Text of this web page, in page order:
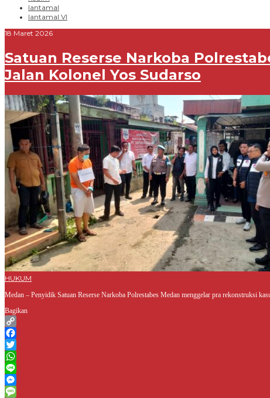
lantamal
lantamal VI
18 Maret 2026
Satuan Reserse Narkoba
Jalan Kolonel Yos Sudarso
HUKUM
Medan – Penyidik Satuan Reserse Narkoba Polrestabes Medan menggelar pra rekonstruksi
Bagikan
Copy
Link
Facebook
Twitter
WhatsApp
Line
Messenger